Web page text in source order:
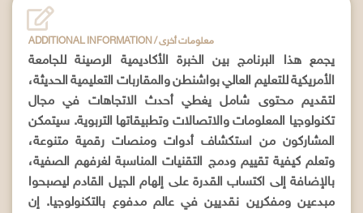
ADDITIONAL INFORMATION / معلومات أخرى
يجمع هذا البرنامج بين الخبرة الأكاديمية الرصينة للجامعة
الأمريكية للتعليم العالي بواشنطن والمقاربات التعليمية الحديثة،
لتقديم محتوى شامل يغطي أحدث الاتجاهات في مجال
تكنولوجيا المعلومات والاتصالات وتطبيقاتها التربوية. سيتمكن
المشاركون من استكشاف أدوات ومنصات رقمية متنوعة،
وتعلم كيفية تقييم ودمج التقنيات المناسبة لغرفهم الصفية،
بالإضافة إلى اكتساب القدرة على إلهام الجيل القادم ليصبحوا
مبدعين ومفكرين نقديين في عالم مدفوع بالتكنولوجيا. إن